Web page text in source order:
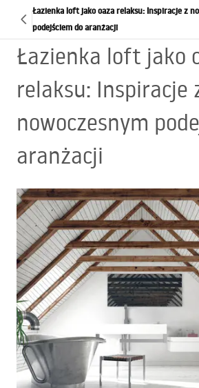
Łazienka loft jako oaza relaksu: Inspiracje z
podejściem do aranżacji
Łazienka loft jako
relaksu: Inspiracje
nowoczesnym
aranżacji